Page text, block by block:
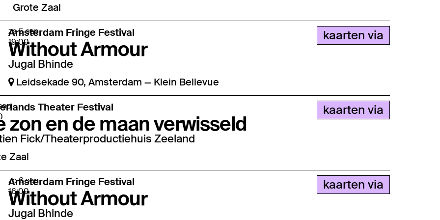
Grote Zaal
za 5 sep
19:00
Amsterdam Fringe Festival
Without Armour
Jugal Bhinde
Leidsekade 90, Amsterdam — Klein Bellevue
kaarten via
Theater Festival
zon en de maan verwisseld
Fick/Theaterproductiehuis Zeeland
Zaal
kaarten via
zo 6 sep
16:00
Amsterdam Fringe Festival
Without Armour
Jugal Bhinde
kaarten via